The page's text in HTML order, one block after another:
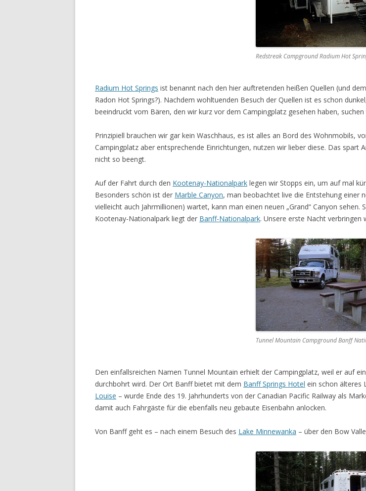
Redstreak Campground Radium Hot
Radium Hot Springs ist benannt nach den hier auftretenden heißen Quellen (und
Radon Hot Springs?). Nachdem wohltuenden Besuch der Quellen ist es schon
beeindruckt vom Bären, den wir kurz vor dem Campingplatz gesehen haben,
Prinzipiell brauchen wir gar kein Waschhaus, es ist alles an Bord des Wohnmobils,
Campingplatz aber entsprechende Einrichtungen, nutzen wir lieber diese. Das spart
nicht so beengt.
Auf der Fahrt durch den Kootenay-Nationalpark legen wir Stopps ein, um auf mal
Besonders schön ist der Marble Canyon, man beobachtet live die Entstehung einer
vielleicht auch Jahrmillionen) wartet, kann man einen neuen „Grand“ Canyon
Kootenay-Nationalpark liegt der Banff-Nationalpark. Unsere erste Nacht verbringen
Tunnel Mountain Campground Banff
Den einfallsreichen Namen Tunnel Mountain erhielt der Campingplatz, weil er auf
durchbohrt wird. Der Ort Banff bietet mit dem Banff Springs Hotel ein schon älteres
Louise – wurde Ende des 19. Jahrhunderts von der Canadian Pacific Railway als
damit auch Fahrgäste für die ebenfalls neu gebaute Eisenbahn anlocken.
Von Banff geht es – nach einem Besuch des Lake Minnewanka – über den Bow